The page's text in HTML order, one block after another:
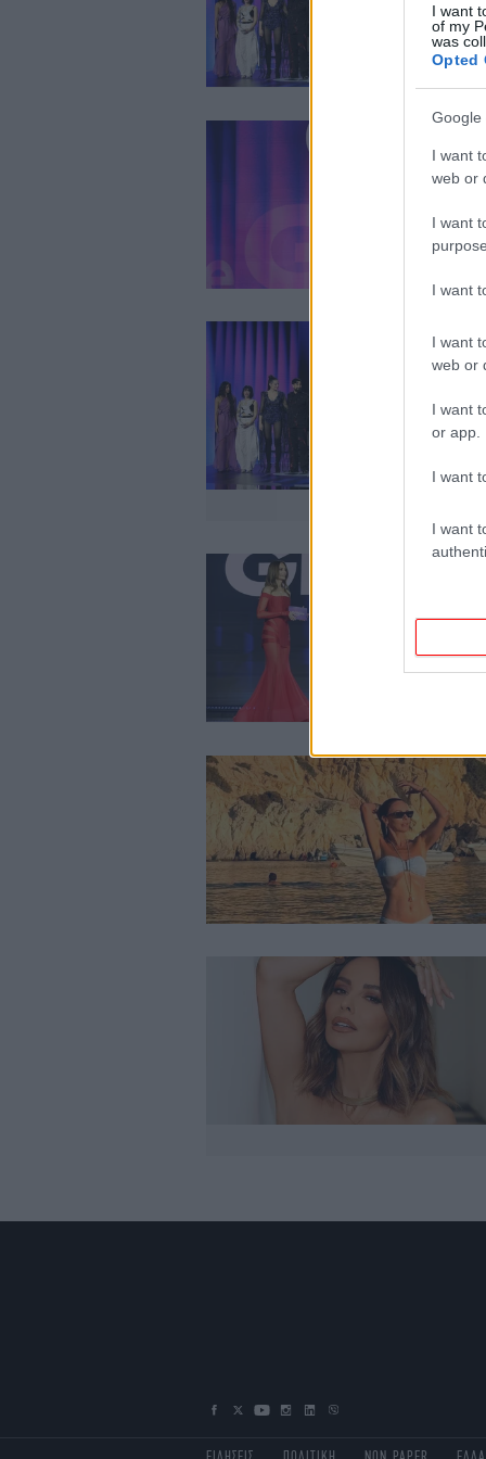
I want
of my
was
Opted
Google
I want
web or
I want
I want
I want
web or
I want
or app.
I want
I want